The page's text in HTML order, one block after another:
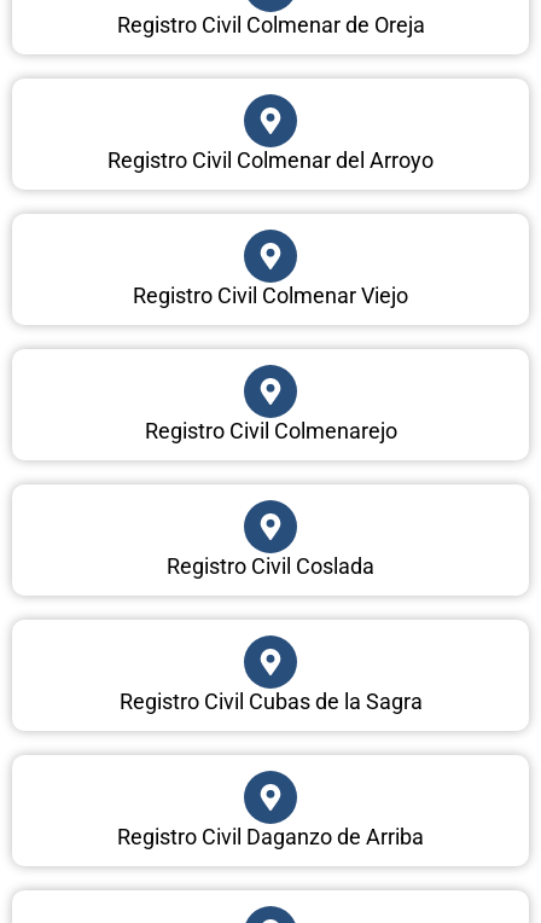
Registro Civil Colmenar de Oreja
Registro Civil Colmenar del Arroyo
Registro Civil Colmenar Viejo
Registro Civil Colmenarejo
Registro Civil Coslada
Registro Civil Cubas de la Sagra
Registro Civil Daganzo de Arriba